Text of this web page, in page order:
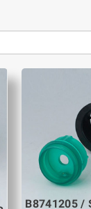
B8741205 /